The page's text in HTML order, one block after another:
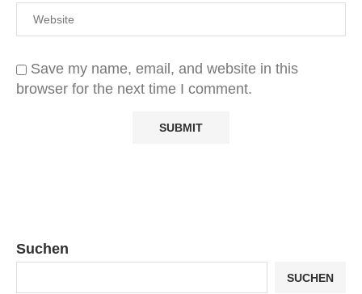
Save my name, email, and website in this
browser for the next time I comment.
Suchen
SUCHEN